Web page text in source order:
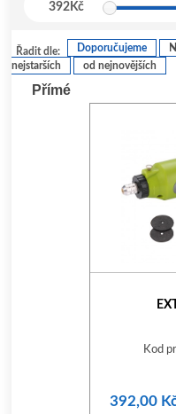
392Kč
Řadit dle: Doporučujeme
nejstarších
od nejnovějších
Přímé
Kod
392,00